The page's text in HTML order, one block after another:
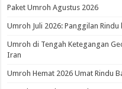
Paket Umroh Agustus 2026
Umroh Juli 2026: Panggilan Rindu
Umroh di Tengah Ketegangan
Iran
Umroh Hemat 2026 Umat Rindu